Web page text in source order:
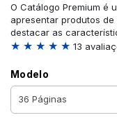
O Catálogo Premium é
apresentar produtos
destacar as
★ ★ ★ ★ ★ 13
Modelo